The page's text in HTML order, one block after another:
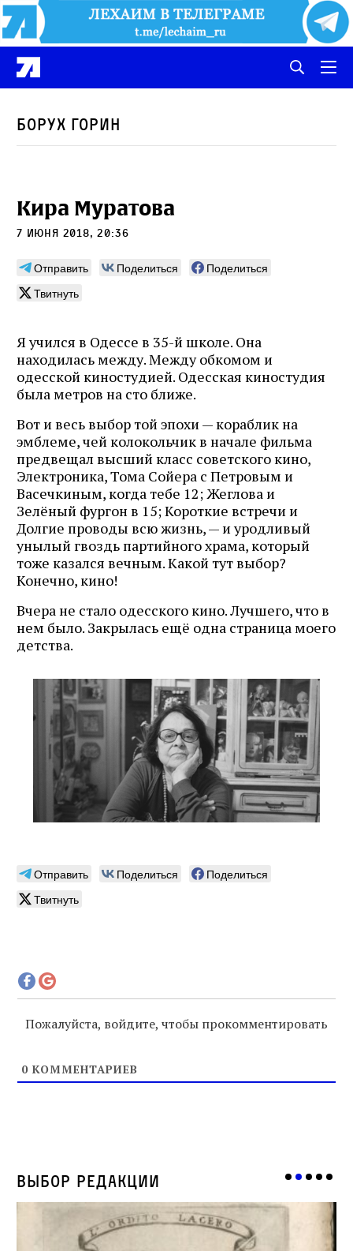
Борух Горин
Кира Муратова
7 июня 2018, 20:36
Отправить Поделиться
Поделиться
Твитнуть
Я учился в Одессе в 35-й школе. Она
находилась между. Между обкомом и
одесской киностудией. Одесская киностудия
была метров на сто ближе.
Вот и весь выбор той эпохи — кораблик на
эмблеме, чей колокольчик в начале фильма
предвещал высший класс советского кино,
Электроника, Тома Сойера с Петровым и
Васечкиным, когда тебе 12; Жеглова и
Зелёный фургон в 15; Короткие встречи и
Долгие проводы всю жизнь, — и уродливый
унылый гвоздь партийного храма, который
тоже казался вечным. Какой тут выбор?
Конечно, кино!
Вчера не стало одесского кино. Лучшего, что в
нем было. Закрылась ещё одна страница моего
детства.
Отправить Поделиться
Поделиться
Твитнуть
Пожалуйста, войдите, чтобы прокомментировать
0 КОММЕНТАРИЕВ
Выбор редакции